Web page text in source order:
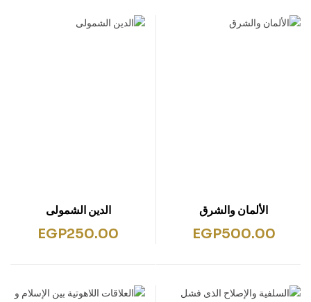
الألمان والشرق
EGP500.00
الدين الشمولى
EGP250.00